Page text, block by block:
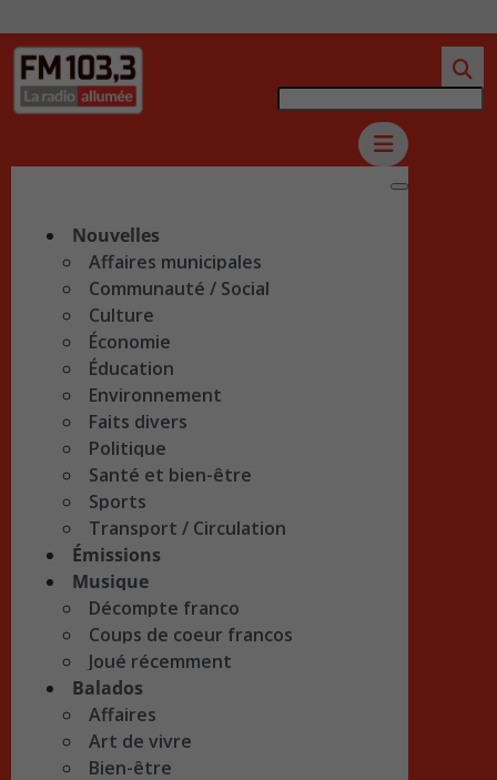
Nouvelles
Affaires municipales
Communauté / Social
Culture
Économie
Éducation
Environnement
Faits divers
Politique
Santé et bien-être
Sports
Transport / Circulation
Émissions
Musique
Décompte franco
Coups de coeur francos
Joué récemment
Balados
Affaires
Art de vivre
Bien-être